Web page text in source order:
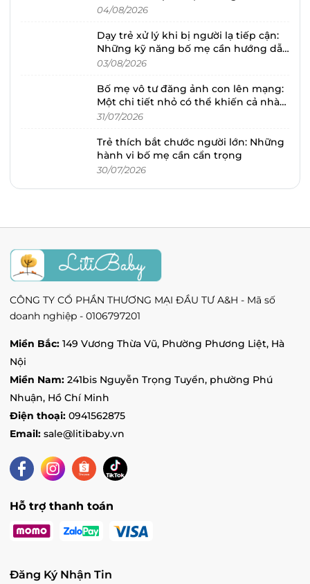
năm học mới
04/08/2026
Dạy trẻ xử lý khi bị người lạ tiếp cận:
Những kỹ năng bố mẹ cần hướng dẫn
sớm
03/08/2026
Bố mẹ vô tư đăng ảnh con lên mạng:
Một chi tiết nhỏ có thể khiến cả nhà
hối hận
31/07/2026
Trẻ thích bắt chước người lớn: Những
hành vi bố mẹ cần cẩn trọng
30/07/2026
CÔNG TY CỔ PHẦN THƯƠNG MẠI ĐẦU TƯ A&H - Mã số
doanh nghiệp - 0106797201
Miền Bắc: 149 Vương Thừa Vũ, Phường Phương Liệt, Hà
Nội
Miền Nam: 241bis Nguyễn Trọng Tuyển, phường Phú
Nhuận, Hồ Chí Minh
Điện thoại: 0941562875
Email: sale@litibaby.vn
Hỗ trợ thanh toán
Đăng Ký Nhận Tin